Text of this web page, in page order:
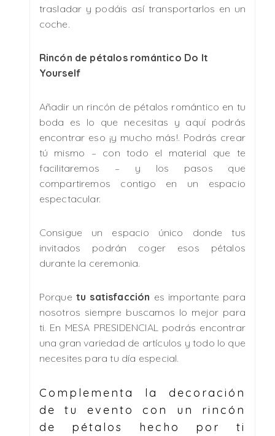
trasladar y podáis así transportarlos en un
coche.
Rincón de pétalos romántico Do It
Yourself
Añadir un rincón de pétalos romántico en tu
boda es lo que necesitas y aquí podrás
encontrar eso ¡y mucho más!. Podrás crear
tú mismo – con todo el material que te
facilitaremos – y los pasos que
compartiremos contigo en un espacio
espectacular.
Consigue un espacio único donde tus
invitados podrán coger esos pétalos
durante la ceremonia.
Porque tu satisfacción es importante para
nosotros siempre buscamos lo mejor para
ti. En MESA PRESIDENCIAL podrás encontrar
una gran variedad de artículos y todo lo que
necesites para tu día especial.
Complementa la decoración
de tu evento con un rincón
de pétalos hecho por ti